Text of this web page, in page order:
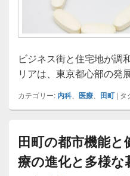
ビジネス街と住宅地が調
リアは、東京都心部の発
カテゴリー: 内科、 医療 田町 | タ
田町の都市機能
療の進化と多様